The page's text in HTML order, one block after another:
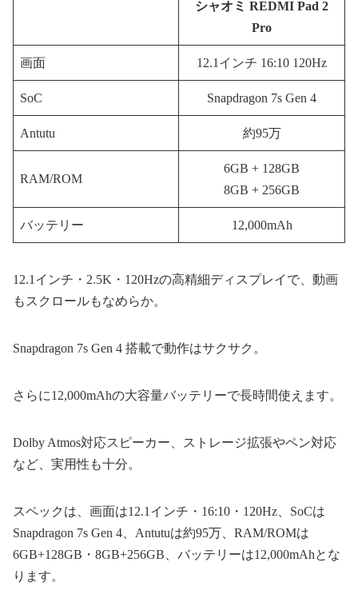
シャオミ REDMI Pad 2
Pro
画面 12.1インチ 16:10 120Hz
SoC Snapdragon 7s Gen 4
Antutu 約95万
RAM/ROM
6GB + 128GB
8GB + 256GB
バッテリー 12,000mAh
12.1インチ・2.5K・120Hzの高精細ディスプレイで、動画
もスクロールもなめらか。
Snapdragon 7s Gen 4 搭載で動作はサクサク。
さらに12,000mAhの大容量バッテリーで長時間使えます。
Dolby Atmos対応スピーカー、ストレージ拡張やペン対応
など、実用性も十分。
スペックは、画面は12.1インチ・16:10・120Hz、SoCは
Snapdragon 7s Gen 4、Antutuは約95万、RAM/ROMは
6GB+128GB・8GB+256GB、バッテリーは12,000mAhとな
ります。